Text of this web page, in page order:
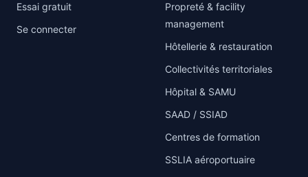
Essai gratuit
Se connecter
Propreté & facility
management
Hôtellerie & restauration
Collectivités territoriales
Hôpital & SAMU
SAAD / SSIAD
Centres de formation
SSLIA aéroportuaire